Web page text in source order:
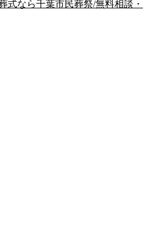
式なら千葉市民葬祭/無料相談・